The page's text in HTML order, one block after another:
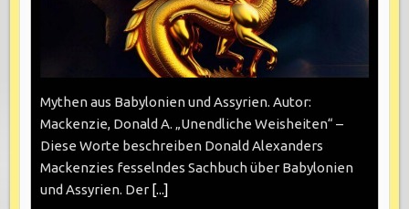
Mythen aus Babylonien und Assyrien. Autor:
Mackenzie, Donald A. „Unendliche Weisheiten“ –
Diese Worte beschreiben Donald Alexanders
Mackenzies fesselndes Sachbuch über Babylonien
und Assyrien. Der [...]